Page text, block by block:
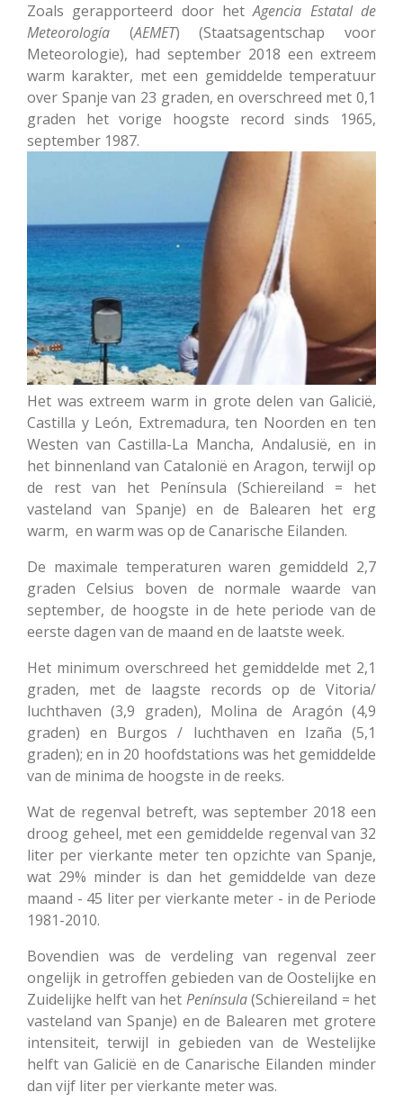
Zoals gerapporteerd door hetAgencia Estatal de
Meteorología (AEMET) (Staatsagentschap voor
Meteorologie), had september 2018 een extreem
warm karakter, met een gemiddelde temperatuur
over Spanje van 23 graden, en overschreed met 0,1
graden het vorige hoogste record sinds 1965,
september 1987.
Het was extreem warm in grote delen van Galicië,
Castilla y León, Extremadura, ten Noorden en ten
Westen van Castilla-La Mancha, Andalusië, en in
het binnenland van Catalonië en Aragon, terwijl op
de rest van het Península (Schiereiland = het
vasteland van Spanje) en de Balearen het erg
warm, en warm was op de Canarische Eilanden.
De maximale temperaturen waren gemiddeld 2,7
graden Celsius boven de normale waarde van
september, de hoogste in de hete periode van de
eerste dagen van de maand en de laatste week.
Het minimum overschreed het gemiddelde met 2,1
graden, met de laagste records op de Vitoria/
luchthaven (3,9 graden), Molina de Aragón (4,9
graden) en Burgos / luchthaven en Izaña (5,1
graden); en in 20 hoofdstations was het gemiddelde
van de minima de hoogste in de reeks.
Wat de regenval betreft, was september 2018 een
droog geheel, met een gemiddelde regenval van 32
liter per vierkante meter ten opzichte van Spanje,
wat 29% minder is dan het gemiddelde van deze
maand - 45 liter per vierkante meter - in de Periode
1981-2010.
Bovendien was de verdeling van regenval zeer
ongelijk in getroffen gebieden van de Oostelijke en
Zuidelijke helft van het Península(Schiereiland = het
vasteland van Spanje) en de Balearen met grotere
intensiteit, terwijl in gebieden van de Westelijke
helft van Galicië en de Canarische Eilanden minder
dan vijf liter per vierkante meter was.